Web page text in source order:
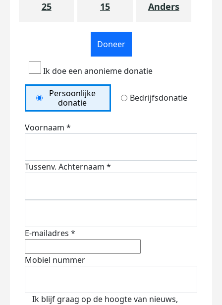
25 15 Anders
Doneer
Ik doe een anonieme donatie
Persoonlijke
donatie
Bedrijfsdonatie
Voornaam *
Tussenv. Achternaam *
E-mailadres *
Mobiel nummer
Ik blijf graag op de hoogte van nieuws,